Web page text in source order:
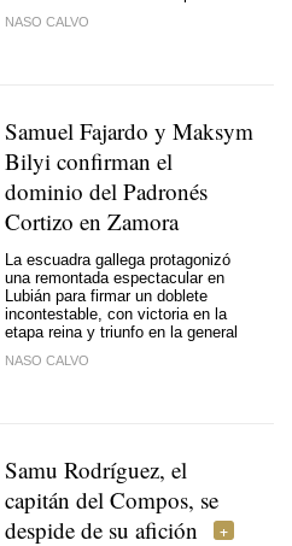
NASO CALVO
Samuel Fajardo y Maksym
Bilyi confirman el
dominio del Padronés
Cortizo en Zamora
La escuadra gallega protagonizó
una remontada espectacular en
Lubián para firmar un doblete
incontestable, con victoria en la
etapa reina y triunfo en la general
NASO CALVO
Samu Rodríguez, el
capitán del Compos, se
despide de su afición